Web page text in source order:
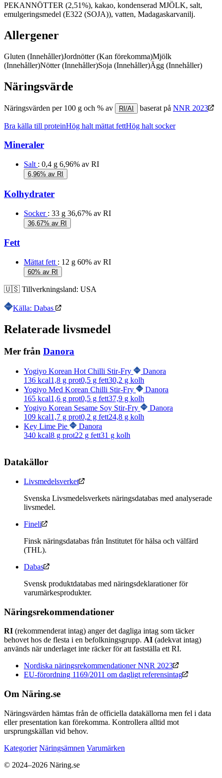
PEKANNÖTTER (2,51%), kakao, kondenserad MJÖLK, salt,
emulgeringsmedel (E322 (SOJA)), vatten, Madagaskarvanilj.
Allergener
Gluten (Innehåller)Jordnötter(Kan förekomma)Mjölk
(Innehåller)Nötter(Innehåller)Soja (Innehåller)Ägg (Innehåller)
Näringsvärde
Näringsvärden per 100 g och % av RI/AI baserat på NNR 2023
Bra källa till proteinHög halt mättat fettHög halt socker
Mineraler
Salt : 0,4 g 6,96% av RI
6,96% av RI
Kolhydrater
Socker : 33 g 36,67% av RI
36,67% av RI
Fett
Mättat fett : 12 g 60% av RI
60% av RI
🇺🇸 Tillverkningsland: USA
Källa: Dabas
Relaterade livsmedel
Mer från Danora
Yogiyo Korean Hot Chilli Stir-Fry
Danora
136 kcal1,8 g prot0,5 g fett30,2 g kolh
Yogiyo Med Korean Chilli Stir-Fry
Danora
165 kcal1,6 g prot0,5 g fett37,9 g kolh
Yogiyo Korean Sesame Soy Stir-Fry
Danora
109 kcal1,7 g prot0,2 g fett24,8 g kolh
Key Lime Pie
Danora
340 kcal8 g prot22 g fett31 g kolh
Datakällor
Livsmedelsverket
Svenska Livsmedelsverkets näringsdatabas med analyserade
livsmedel.
Fineli
Finsk näringsdatabas från Institutet för hälsa och välfärd
(THL).
Dabas
Svensk produktdatabas med näringsdeklarationer för
varumärkesprodukter.
Näringsrekommendationer
RI (rekommenderat intag) anger det dagliga intag som täcker
behovet hos de flesta i en befolkningsgrupp. AI (adekvat intag)
används när underlaget inte räcker för att fastställa ett RI.
Nordiska näringsrekommendationer NNR 2023
EU-förordning 1169/2011 om dagligt referensintag
Om Näring.se
Näringsvärden hämtas från de officiella datakällorna men fel i data
eller presentation kan förekomma. Kontrollera alltid mot
ursprungskällan vid behov.
Kategorier Näringsämnen Varumärken
© 2024–2026 Näring.se